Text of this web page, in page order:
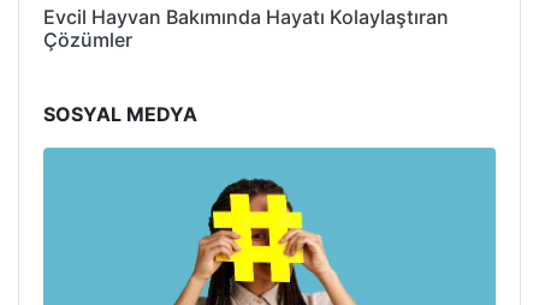
Evcil Hayvan Bakımında Hayatı Kolaylaştıran
Çözümler
SOSYAL MEDYA